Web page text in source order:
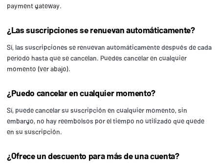
payment gateway.
¿Las suscripciones se renuevan automáticamente?
Sí, las suscripciones se renuevan automáticamente después de cada
período hasta que se cancelan. Puedes cancelar en cualquier
momento (ver abajo).
¿Puedo cancelar en cualquier momento?
Sí, puede cancelar su suscripción en cualquier momento, sin
embargo, no hay reembolsos por el tiempo no utilizado que quede
en su suscripción.
¿Ofrece un descuento para más de una cuenta?